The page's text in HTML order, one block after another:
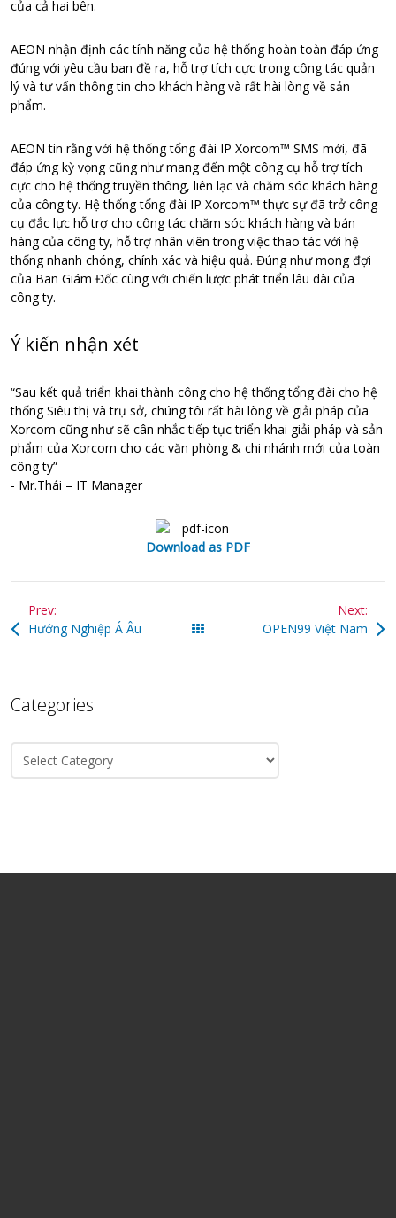
của cả hai bên.
AEON nhận định các tính năng của hệ thống hoàn toàn đáp ứng
đúng với yêu cầu ban đề ra, hỗ trợ tích cực trong công tác quản
lý và tư vấn thông tin cho khách hàng và rất hài lòng về sản
phẩm.
AEON tin rằng với hệ thống tổng đài IP Xorcom™ SMS mới, đã
đáp ứng kỳ vọng cũng như mang đến một công cụ hỗ trợ tích
cực cho hệ thống truyền thông, liên lạc và chăm sóc khách hàng
của công ty. Hệ thống tổng đài IP Xorcom™ thực sự đã trở công
cụ đắc lực hỗ trợ cho công tác chăm sóc khách hàng và bán
hàng của công ty, hỗ trợ nhân viên trong việc thao tác với hệ
thống nhanh chóng, chính xác và hiệu quả. Đúng như mong đợi
của Ban Giám Đốc cùng với chiến lược phát triển lâu dài của
công ty.
Ý kiến nhận xét
“Sau kết quả triển khai thành công cho hệ thống tổng đài cho hệ
thống Siêu thị và trụ sở, chúng tôi rất hài lòng về giải pháp của
Xorcom cũng như sẽ cân nhắc tiếp tục triển khai giải pháp và sản
phẩm của Xorcom cho các văn phòng & chi nhánh mới của toàn
công ty”
- Mr.Thái – IT Manager
Download as PDF
Prev:
Hướng Nghiệp Á Âu
All Posts
Next:
OPEN99 Việt Nam
Categories